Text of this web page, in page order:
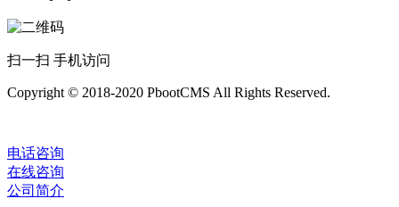
扫一扫 手机访问
Copyright © 2018-2020 PbootCMS All Rights Reserved.
电话咨询
在线咨询
公司简介